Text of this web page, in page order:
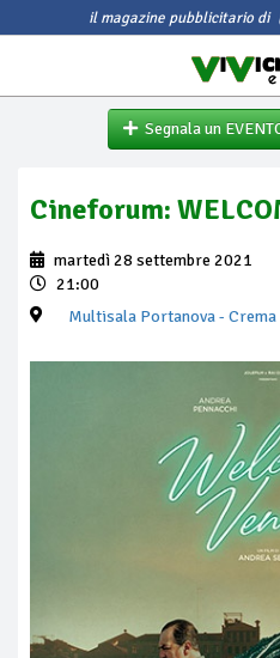
il magazine pubblicitario di
Segnala un
Cineforum:
martedì 28 settembre 2021
21:00
Multisala Portanova- Crema